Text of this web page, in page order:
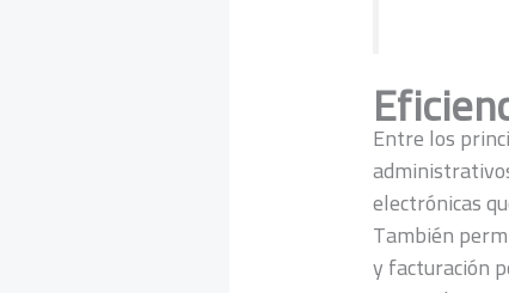
Entre los
electrónicas
También
y facturación